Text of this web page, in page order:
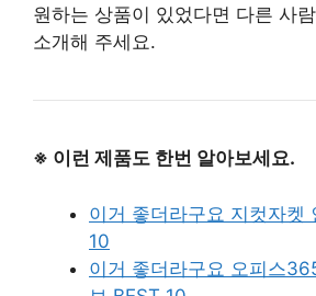
원하는 상품이 있었다면 다른 사
소개해 주세요.
※ 이런 제품도 한번 알아보세요.
이거 좋더라구요 지컷자켓
10
이거 좋더라구요 오피스